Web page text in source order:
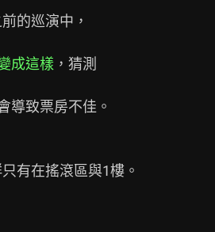
的巡演中，
成這樣 ，猜測
導致票房不佳。
有在搖滾區與1樓。